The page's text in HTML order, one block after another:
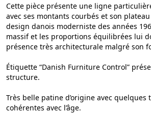
Cette pièce présente une ligne
avec ses montants courbés et son
design danois moderniste des années
massif et les proportions équilibrées lui
présence très architecturale malgré son
Étiquette “Danish Furniture Control”
structure.
Très belle patine d’origine avec quelques
cohérentes avec l’âge.